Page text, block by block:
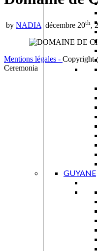
GUYANE
by NADIA décembre 20th,
Mentions légales - Copyright
Ceremonia